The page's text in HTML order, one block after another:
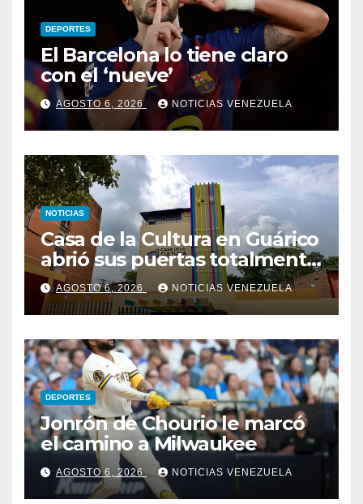
DEPORTES
El Barcelona lo tiene claro
con el ‘nueve’
AGOSTO 6, 2026 NOTICIAS VENEZUELA
NOTICIAS
Casa de la Cultura en Guárico
abrió sus puertas totalmente
renovada
AGOSTO 6, 2026 NOTICIAS VENEZUELA
DEPORTES
Jonrón de Chourio le marcó
el camino a Milwaukee
AGOSTO 6, 2026 NOTICIAS VENEZUELA